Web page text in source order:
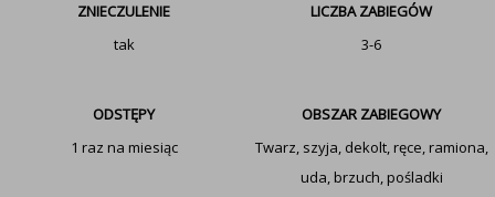
ZNIECZULENIE
tak
LICZBA ZABIEGÓW
3-6
ODSTĘPY
1 raz na miesiąc
OBSZAR ZABIEGOWY
Twarz, szyja, dekolt, ręce, ramiona,
uda, brzuch, pośladki